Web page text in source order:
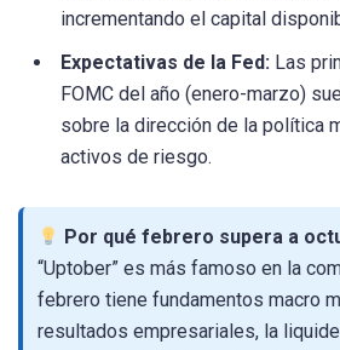
incrementando el capital
Expectativas de la Fed: Las
FOMC del año (enero-marzo)
sobre la dirección de la política
activos de riesgo.
Por qué febrero supera a
“Uptober” es más famoso en la
febrero tiene fundamentos macro
resultados empresariales, la